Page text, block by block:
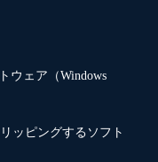
ウェア（Windows
ッピングするソフト